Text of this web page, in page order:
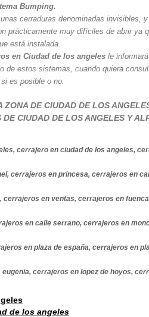
Bumping.
cerraduras denominadas invisibles,
prácticamente muy difíciles de abrir ya
está instalada.
en Ciudad de los angeles le
de estos sistemas, cuando quiera
es posible o no.
ZONA DE CIUDAD DE LOS
CIUDAD DE LOS ANGELES Y
cerrajero en ciudad de los angeles,
cerrajeros en princesa, cerrajeros en
cerrajeros en ventas, cerrajeros en
en calle serrano, cerrajeros en
en plaza de españa, cerrajeros en
cerrajeros en lopez de hoyos,
de los angeles